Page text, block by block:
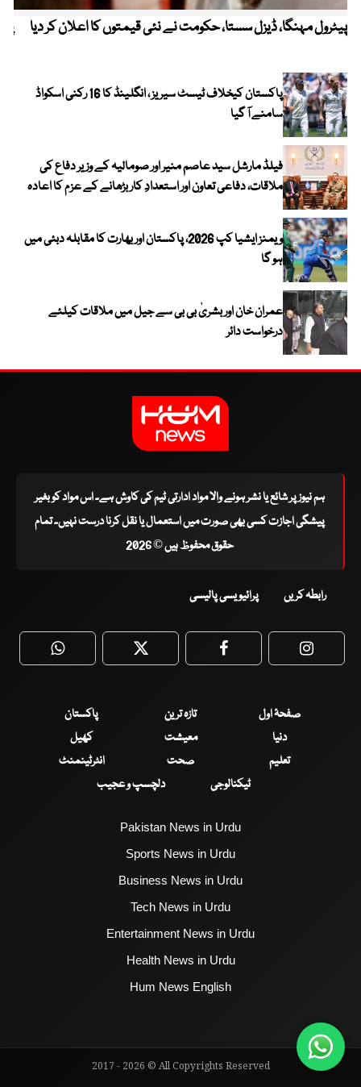
پیٹرول مہنگا، ڈیزل سستا، حکومت نے نئی قیمتوں کا اعلان کر دیا
پاکستان کیخلاف ٹیسٹ سیریز ، انگلینڈ کا 16 رکنی اسکواڈ
سامنے آ گیا
فیلڈ مارشل سید عاصم منیر اور صومالیہ کے وزیر دفاع کی
ملاقات، دفاعی تعاون اور استعدادِ کار بڑھانے کے عزم کا اعادہ
ویمنز ایشیا کپ 2026، پاکستان اور بھارت کا مقابلہ دبئی میں
ہو گا
عمران خان اور بشریٰ بی بی سے جیل میں ملاقات کیلئے
درخواست دائر
ہم نیوز پر شائع یا نشر ہونے والا مواد ادارتی ٹیم کی کاوش ہے۔ اس مواد کو بغیر
پیشگی اجازت کسی بھی صورت میں استعمال یا نقل کرنا درست نہیں۔ تمام
حقوق محفوظ ہیں © 2026
رابطہ کریں پرائیویسی پالیسی
WhatsApp Twitter Facebook
صفحۂ اول تازہ ترین
پاکستان
دنیا
معیشت
کھیل
تعلیم
صحت
انٹرٹینمنٹ
ٹیکنالوجی
دلچسپ و عجیب
Pakistan News in Urdu
Sports News in Urdu
Business News in Urdu
Tech News in Urdu
Entertainment News in Urdu
Health News in Urdu
Hum News English
2017 - 2026 © All Copyrights Reserved